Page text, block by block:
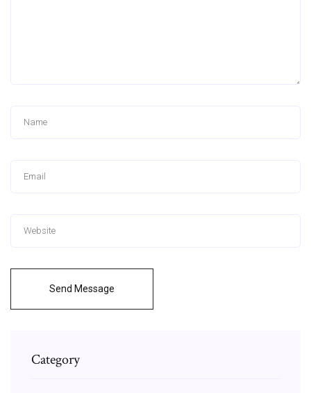
Send Message
Category